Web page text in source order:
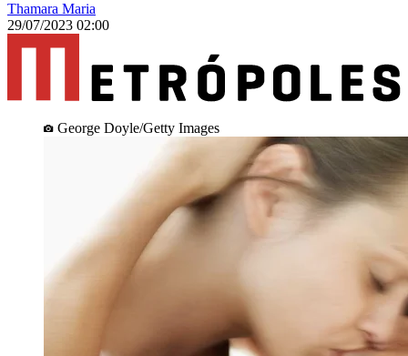
Thamara Maria
29/07/2023 02:00
George Doyle/Getty Images